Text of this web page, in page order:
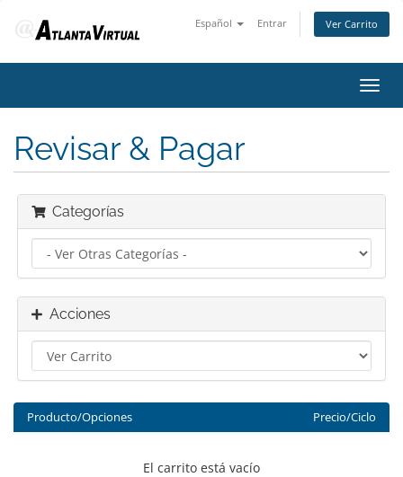
Español Entrar Ver Carrito
Revisar & Pagar
Categorías
Acciones
Producto/Opciones Precio/Ciclo
El carrito está vacío